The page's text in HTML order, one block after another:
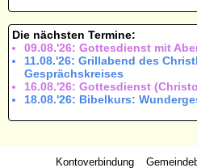
Die nächsten Termine:
09.08.'26: Gottesdienst mit
11.08.'26: Grillabend des
Gesprächskreises
16.08.'26: Gottesdienst
18.08.'26: Bibelkurs:
Kontoverbindung